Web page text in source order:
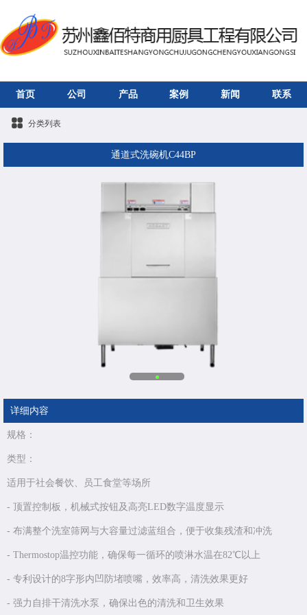
首页 公司 产品 案例 新闻 联系
分类列表
通道式洗碗机C44BP
详细内容
规格：
类型：
适用于社会餐饮、员工食堂等场所
- 顶置控制板，机械式按钮及高亮LED数字温度显示
- 布满整个洗室筛网与大容量过滤蓝组合，便于收集残渣和冲洗
- Thermostop温控功能，确保每一循环的喷淋水温在82℃以上
- 专利设计的8字形内凹防堵喷嘴，效率高，清洗效果更好
- 强力自排干清洗水泵，确保出色的清洗和卫生效果